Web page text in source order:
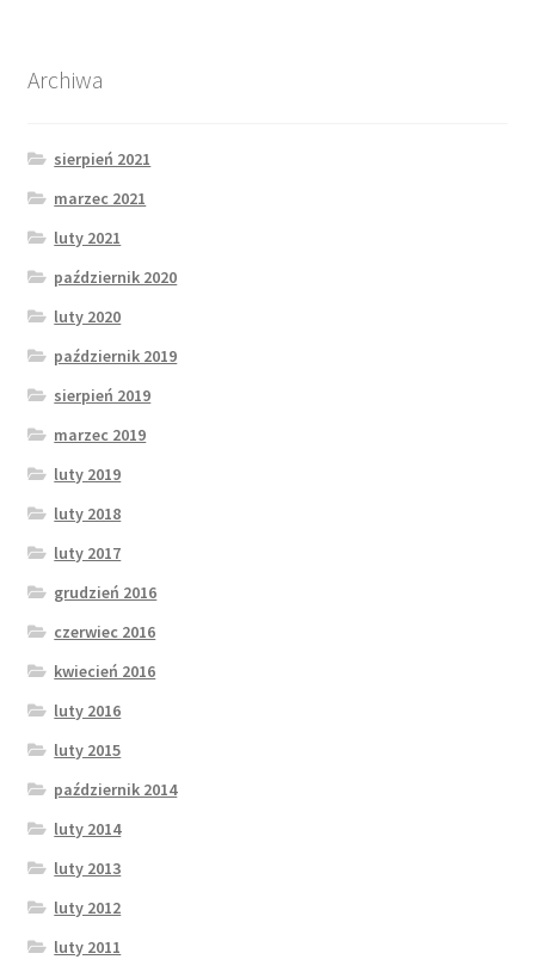
Archiwa
sierpień 2021
marzec 2021
luty 2021
październik 2020
luty 2020
październik 2019
sierpień 2019
marzec 2019
luty 2019
luty 2018
luty 2017
grudzień 2016
czerwiec 2016
kwiecień 2016
luty 2016
luty 2015
październik 2014
luty 2014
luty 2013
luty 2012
luty 2011